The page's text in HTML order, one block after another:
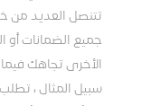
تتنصل العديد من
جميع الضمانات أو
الأخرى تجاهك فيما